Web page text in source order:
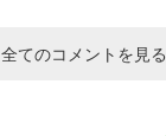
全てのコメントを見る